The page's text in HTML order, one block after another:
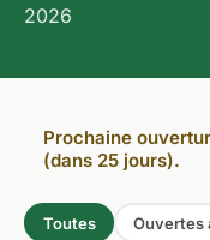
2026
Prochaine
(dans 25 jours).
Toutes Ouvertes